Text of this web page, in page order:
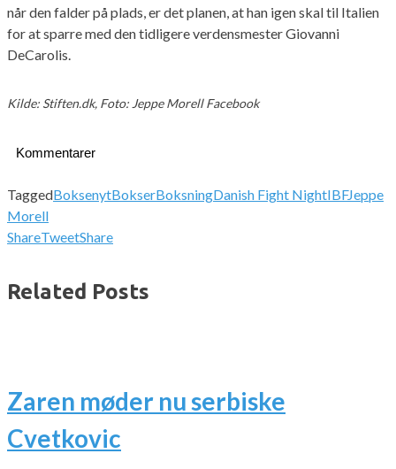
når den falder på plads, er det planen, at han igen skal til Italien
for at sparre med den tidligere verdensmester Giovanni
DeCarolis.
Kilde: Stiften.dk, Foto: Jeppe Morell Facebook
Kommentarer
TaggedBoksenytBokserBoksningDanish Fight NightIBFJeppe
Morell
ShareTweetShare
Related Posts
Zaren møder nu serbiske
Cvetkovic